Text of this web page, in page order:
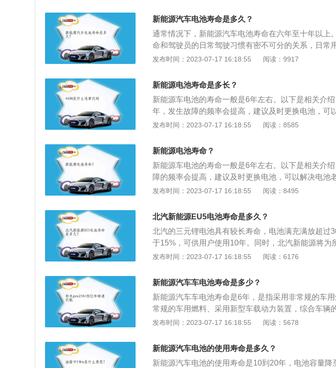
动时务必保证枪口朝下；6、车载充电插座在打开盖时
里，避免雨水溅入插座。
命可能差不多，三元锂电池的发展前景更好，各大厂
的电池密度，未来三元锂电池的性能将会进一步提高
电池寿命！1.每次都使用快充;现在许多新能源汽车有
着急的情况下尽量使用慢充。慢速恒流充电是延长电
于新购的和长期不开的新能源汽车，一开始要采用小
电，尽量控制电量在25%-75%之间，能够减小电池衰
关，从0电到满电为一次，假如从50%充满，充两次才
门;新能源汽车提速很快，经常踩得太快会导致放电倍
二十分钟，他好像又能向前行驶一段距离。其实这样
少行驶里程，所以要大致计算好电够不够用。5.长时
用车频率不是很高，车一放就是几个月不开，在这种
充电。6.从不关注温度;温度对电池也有很大影响，
驶或者充电，温度过高会影响电池散热，更严重的还
的车友们，建议购买带电池加热系统的新能源车。7.
电时间对保养电池也有很大作用。很多人充电一充就
载过大的情况发生，长久过度充电也会减少电池寿命
源汽车的电池都具有防水性，但是还是尽量避免去水
离易燃易爆物品；不要用不匹配的充电线给电池充电。
新能源汽车电池寿命是多久？
通常情况下，新能源汽车电池寿命在六年至十年以上
命和驾驶员的日常驾驶习惯有密不可分的关系，日常
电时间把握不好，都会影响新能源汽车电池的使用时
光下暴晒时，会导致蓄电池内部压力增加而使电池失
速电池极板的老化，缩短了新能源汽车电池的使用寿
理掌握新能源汽车的充电时间可以延长新能源汽车电
过程中，如果电量表指示红灯和黄灯亮，就应充电，
均充电时间为10小时左右，车主需要控制好充电时间
在使用过程中需要及时的检查，新能源汽车在正常运
在短时间内突然大幅度下降十几公里，可能是电池中
及时检查。
发布时间：2023-07-17 16:18:55 阅读：9917
新能源电池寿命是多长？
新能源车电池的寿命一般是6年左右。以下是相关介
年，发生故障的频率会提高，建议及时更换电池，可
系列问题如续航里程明显下降、存电量变少而且充电
车电池在太阳下暴晒，高温暴晒会让电池加速老化，
间不是越长越好，也不要过度放电。
发布时间：2023-07-17 16:18:55 阅读：8585
新能源电池寿命？
新能源车电池的寿命一般是6年左右。以下是相关介
障的频率会提高，建议及时更换电池，可以解决电池
续航里程明显下降、存电量变少而且充电慢等问题。
温暴晒会让电池加速老化，同时也要避免在低温环境
现象，电池充电的时候满电就应该切断充电源，充电
过度放电。
发布时间：2023-07-17 16:18:55 阅读：8495
北汽新能源EU5电池寿命是多久？
北汽的三元锂电池具有较长寿命，电池满充满放超过
于15%，可供用户使用10年。同时，北汽新能源将为
池、电机、整车控制器等）提供6年/15万公里（以先
北汽EU5的相关介绍：1.车身长宽高分别为:4650/
m。2.动力类型为纯电。电动机总功率为160KW,总扭
程为460KM，最高车速155KM/H。
发布时间：2023-07-17 16:18:55 阅读：6176
新能源汽车车电池寿命是多少？
新能源汽车车电池寿命是6年，是指采用非常规的车
常规的车用燃料、采用新型车载动力装置，综合车辆
进技术，形成的技术原理先进、具有新技术、新结构
更换空调滤清器；3、检查、补充冷却液、制动液、玻
插口接头以及线路绝缘防护情况。
发布时间：2023-07-17 16:18:55 阅读：5678
新能源汽车电池的使用寿命是多久？
新能源汽车电池的使用寿命是10到20年，电池容量降